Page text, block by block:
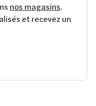
nos magasins.
et recevez un